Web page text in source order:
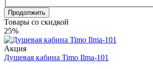
Продолжить
Товары со скидкой
25%
Акция
Душевая кабина Timo Ilma-101